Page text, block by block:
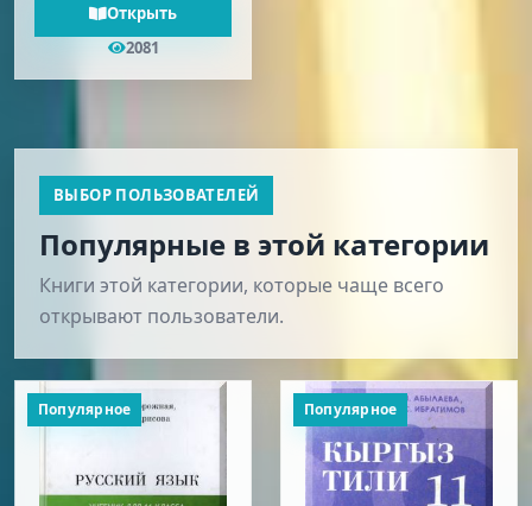
Открыть
2081
ВЫБОР ПОЛЬЗОВАТЕЛЕЙ
Популярные в этой категории
Книги этой категории, которые чаще всего
открывают пользователи.
Популярное Популярное